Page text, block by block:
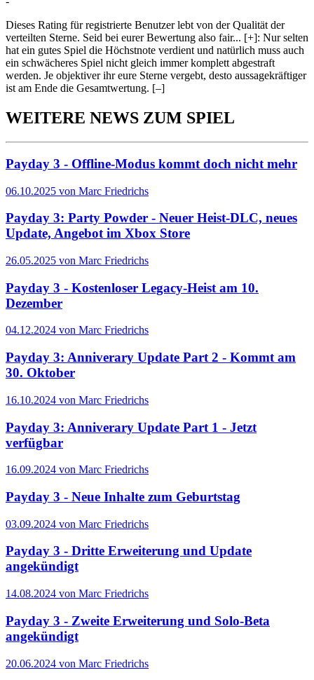
Dieses Rating für registrierte Benutzer lebt von der Qualität der
verteilten Sterne. Seid bei eurer Bewertung also fair... [+]: Nur selten
hat ein gutes Spiel die Höchstnote verdient und natürlich muss auch
ein schwächeres Spiel nicht gleich immer komplett abgestraft
werden. Je objektiver ihr eure Sterne vergebt, desto aussagekräftiger
ist am Ende die Gesamtwertung. [–]
WEITERE NEWS ZUM SPIEL
Payday 3 - Offline-Modus kommt doch nicht mehr
06.10.2025 von Marc Friedrichs
Payday 3: Party Powder - Neuer Heist-DLC, neues
Update, Angebot im Xbox Store
26.05.2025 von Marc Friedrichs
Payday 3 - Kostenloser Legacy-Heist am 10.
Dezember
04.12.2024 von Marc Friedrichs
Payday 3: Anniverary Update Part 2 - Kommt am
30. Oktober
16.10.2024 von Marc Friedrichs
Payday 3: Anniverary Update Part 1 - Jetzt
verfügbar
16.09.2024 von Marc Friedrichs
Payday 3 - Neue Inhalte zum Geburtstag
03.09.2024 von Marc Friedrichs
Payday 3 - Dritte Erweiterung und Update
angekündigt
14.08.2024 von Marc Friedrichs
Payday 3 - Zweite Erweiterung und Solo-Beta
angekündigt
20.06.2024 von Marc Friedrichs